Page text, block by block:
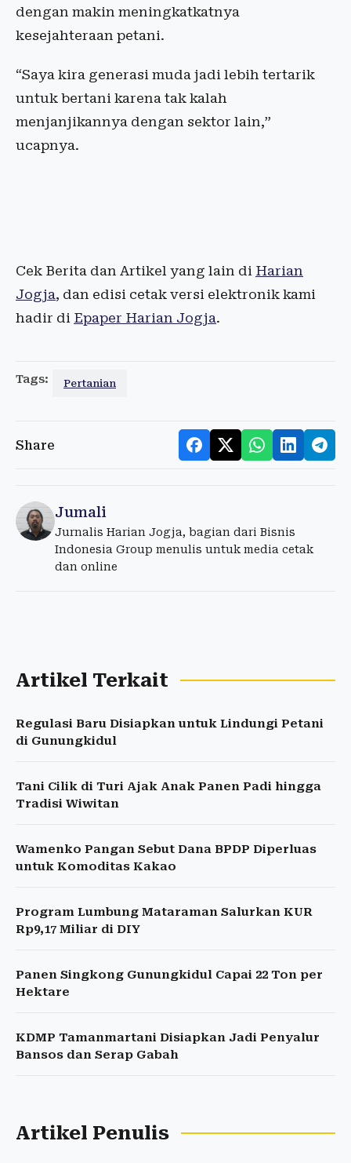
dengan makin meningkatkatnya
kesejahteraan petani.
“Saya kira generasi muda jadi lebih tertarik
untuk bertani karena tak kalah
menjanjikannya dengan sektor lain,”
ucapnya.
Cek Berita dan Artikel yang lain di Harian
Jogja, dan edisi cetak versi elektronik kami
hadir di Epaper Harian Jogja.
Tags: Pertanian
Share
Jumali
Jurnalis Harian Jogja, bagian dari Bisnis
Indonesia Group menulis untuk media cetak
dan online
Artikel Terkait
Regulasi Baru Disiapkan untuk Lindungi Petani
di Gunungkidul
Tani Cilik di Turi Ajak Anak Panen Padi hingga
Tradisi Wiwitan
Wamenko Pangan Sebut Dana BPDP Diperluas
untuk Komoditas Kakao
Program Lumbung Mataraman Salurkan KUR
Rp9,17 Miliar di DIY
Panen Singkong Gunungkidul Capai 22 Ton per
Hektare
KDMP Tamanmartani Disiapkan Jadi Penyalur
Bansos dan Serap Gabah
Artikel Penulis